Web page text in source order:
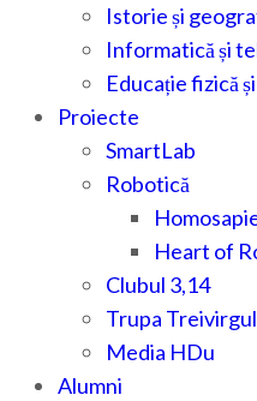
Istorie și
Informatică și
Educație fizică
Proiecte
SmartLab
Robotică
Heart of
Clubul 3,14
Trupa
Media HDu
Alumni